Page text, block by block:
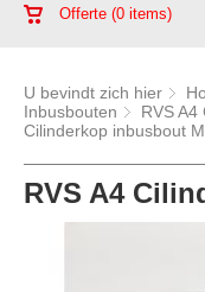
Offerte (0 items)
U bevindt zich hier
Inbusbouten
RVS
Cilinderkop inbusbout
RVS A4